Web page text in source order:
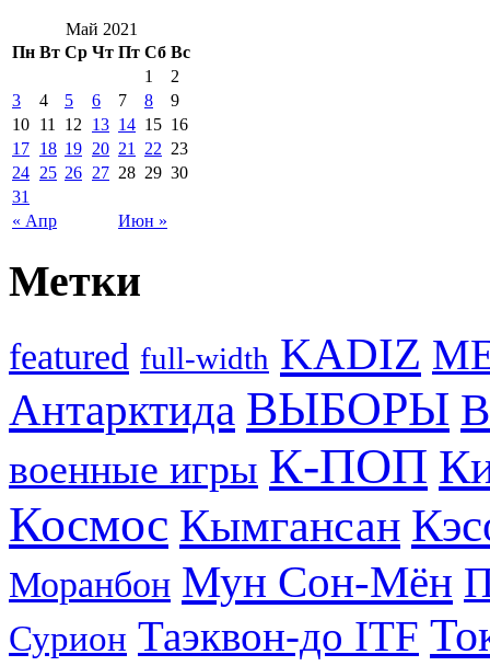
Май 2021
Пн Вт Ср Чт Пт Сб Вс
« Апр Июн »
1
2
3
4 5 6 7 8
9
10 11 12 13 14 15 16
17 18 19 20 21 22 23
24 25 26 27 28 29 30
31
Метки
featured full-width KADIZ
Антарктида ВЫБОРЫ
военные игры К-ПОП
Космос Кымгансан
Моранбон Мун Сон-Мён
Сурион Таэквон-до ITF